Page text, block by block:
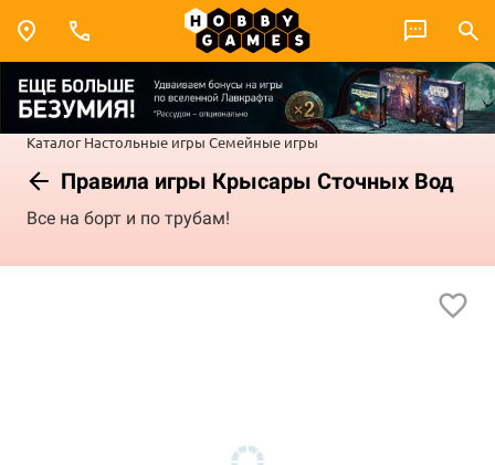
Каталог Настольные игры Семейные игры
Правила игры Крысары Сточных Вод
Все на борт и по трубам!